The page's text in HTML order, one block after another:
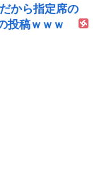
から指定席の
投稿ｗｗｗ